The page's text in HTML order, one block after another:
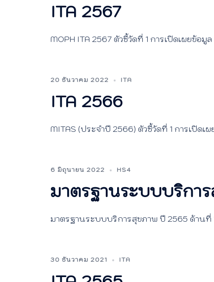
ITA 2567
MOPH ITA 2567 ตัวชี้วัดที่ 1 การเปิดเผยข้อมูล
20 ธันวาคม 2022 ITA
ITA 2566
MITAS (ประจำปี 2566) ตัวชี้วัดที่ 1 การเปิดเ
6 มิถุนายน 2022 HS4
มาตรฐานระบบบริกา
มาตรฐานระบบบริการสุขภาพ ปี 2565 ด้านที่
30 ธันวาคม 2021 ITA